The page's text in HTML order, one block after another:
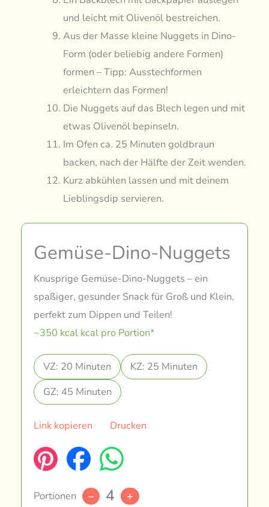
und leicht mit Olivenöl bestreichen.
Aus der Masse kleine Nuggets in Dino-
Form (oder beliebig andere Formen)
formen – Tipp: Ausstechformen
erleichtern das Formen!
Die Nuggets auf das Blech legen und mit
etwas Olivenöl bepinseln.
Im Ofen ca. 25 Minuten goldbraun
backen, nach der Hälfte der Zeit wenden.
Kurz abkühlen lassen und mit deinem
Lieblingsdip servieren.
Gemüse-Dino-Nuggets
Knusprige Gemüse-Dino-Nuggets – ein
spaßiger, gesunder Snack für Groß und Klein,
perfekt zum Dippen und Teilen!
~350 kcal kcal pro Portion*
VZ: 20 Minuten
KZ: 25 Minuten
GZ: 45 Minuten
Link kopieren Drucken
Portionen – 4 +